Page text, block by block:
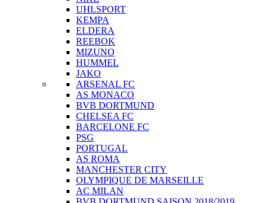
UHLSPORT
KEMPA
ELDERA
REEBOK
MIZUNO
HUMMEL
JAKO
ARSENAL FC
AS MONACO
BVB DORTMUND
CHELSEA FC
BARCELONE FC
PSG
PORTUGAL
AS ROMA
MANCHESTER CITY
OLYMPIQUE DE MARSEILLE
AC MILAN